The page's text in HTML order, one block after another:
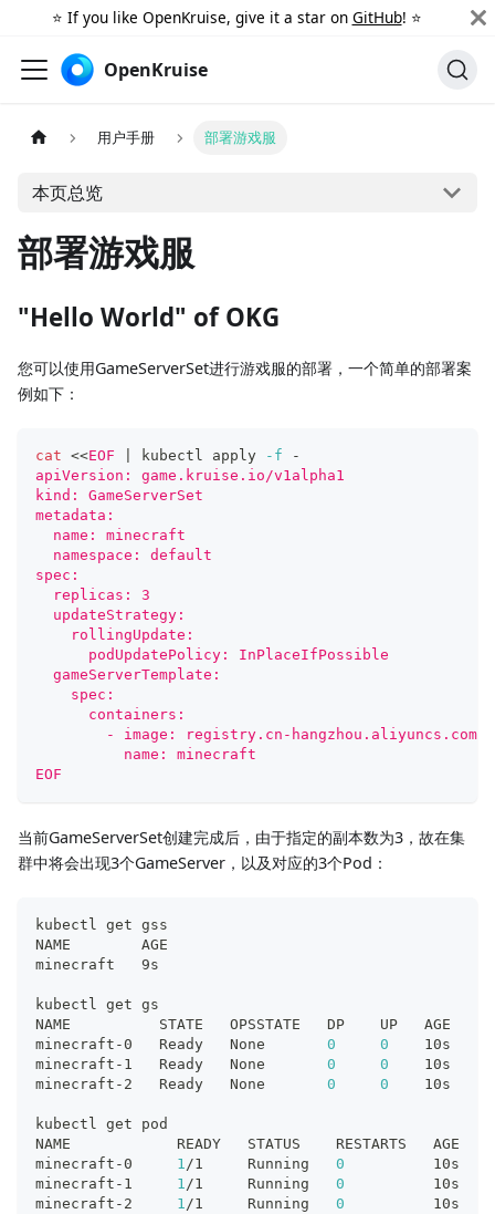
⭐️ If you like OpenKruise, give it a star on GitHub! ⭐️
OpenKruise
用户手册 部署游戏服
本页总览
部署游戏服
"Hello World" of OKG
您可以使用GameServerSet进行游戏服的部署，一个简单的部署案
例如下：
cat <<EOF kubectl apply -f -
apiVersion: game.kruise.io/v1alpha1
kind: GameServerSet
metadata:
  name: minecraft
  namespace: default
spec:
  replicas: 3
  updateStrategy:
    rollingUpdate:
      podUpdatePolicy: InPlaceIfPossible
  gameServerTemplate:
    spec:
      containers:
- image: registry.cn-hangzhou.aliyuncs.com/
          name: minecraft
EOF
当前GameServerSet创建完成后，由于指定的副本数为3，故在集
群中将会出现3个GameServer，以及对应的3个Pod：
kubectl get gss
NAME        AGE
minecraft   9s
kubectl get gs
NAME          STATE   OPSSTATE   DP    UP   AGE
minecraft-0   Ready   None 0 0
    10s
minecraft-1   Ready   None 0 0
    10s
minecraft-2   Ready   None 0 0
    10s
kubectl get pod
NAME            READY   STATUS    RESTARTS   AGE
minecraft-0 1/1     Running 0
          10s
minecraft-1 1/1     Running 0
          10s
minecraft-2 1/1     Running 0
          10s